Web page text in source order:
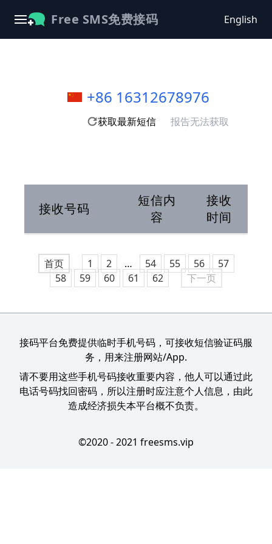
Free SMS免费接码 English
+86 16312678976
获取最新短信 报告无法获取
接收号码
短信内
容
接收
时间
首页 1 2 … 54 55 56
57
58
59 60 61 62 下一页
接码平台免费提供临时手机号码，可接收短信验证码服
务，用来注册网站/App.
请不要用这些手机号码接收重要内容，他人可以通过此
电话号码找回密码，所以注册时应注意个人信息，由此
造成经济损失本平台概不负责。
©2020 - 2021 freesms.vip